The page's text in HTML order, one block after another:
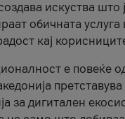
искуства што
обичната услуга
кај
е повеќе
за дигитален